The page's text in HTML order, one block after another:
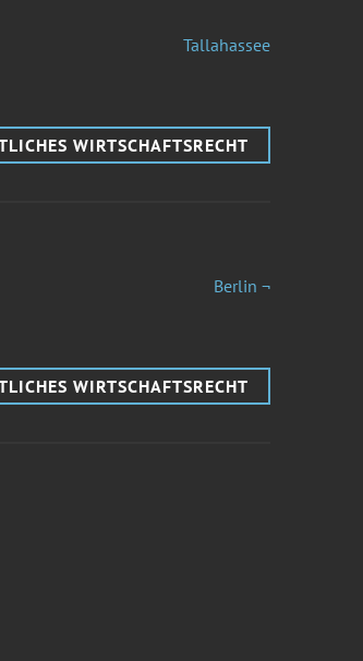
Tallahassee
WIRTSCHAFTSRECHT
Berlin ¬
WIRTSCHAFTSRECHT